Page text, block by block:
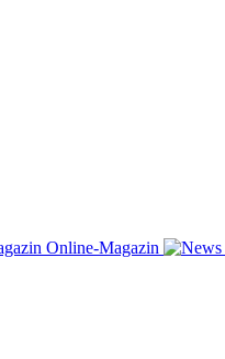
Online-Magazin